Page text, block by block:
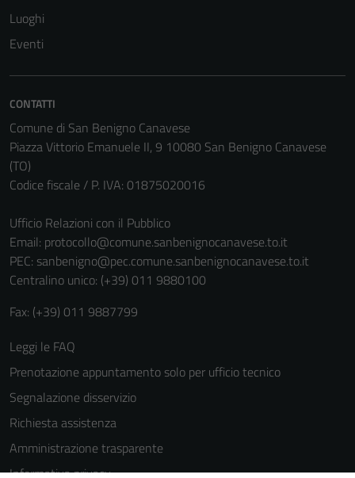
Luoghi
Eventi
CONTATTI
Comune di San Benigno Canavese
Piazza Vittorio Emanuele II, 9 10080 San Benigno Canavese
(TO)
Codice fiscale / P. IVA: 01875020016
Ufficio Relazioni con il Pubblico
Email: protocollo@comune.sanbenignocanavese.to.it
PEC: sanbenigno@pec.comune.sanbenignocanavese.to.it
Centralino unico: (+39) 011 9880100
Fax: (+39) 011 9887799
Leggi le FAQ
Prenotazione appuntamento solo per ufficio tecnico
Segnalazione disservizio
Richiesta assistenza
Amministrazione trasparente
Informativa privacy